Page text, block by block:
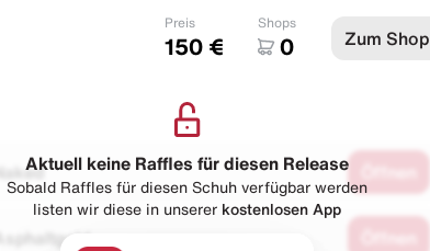
Preis
150 €
Shops
0 Zum Shop
Naked
Asphaltgold
Aktuell keine Raffles für diesen Release
Sobald Raffles für diesen Schuh verfügbar werden
listen wir diese in unserer kostenlosen App